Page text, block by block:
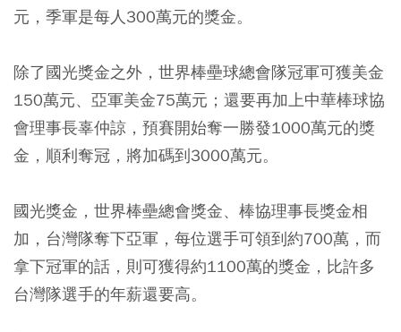
元，季軍是每人300萬元的獎金。
除了國光獎金之外，世界棒壘球總會隊冠軍可獲美金
150萬元、亞軍美金75萬元；還要再加上中華棒球協
會理事長辜仲諒，預賽開始奪一勝發1000萬元的獎
金，順利奪冠，將加碼到3000萬元。
國光獎金，世界棒壘總會獎金、棒協理事長獎金相
加，台灣隊奪下亞軍，每位選手可領到約700萬，而
拿下冠軍的話，則可獲得約1100萬的獎金，比許多
台灣隊選手的年薪還要高。